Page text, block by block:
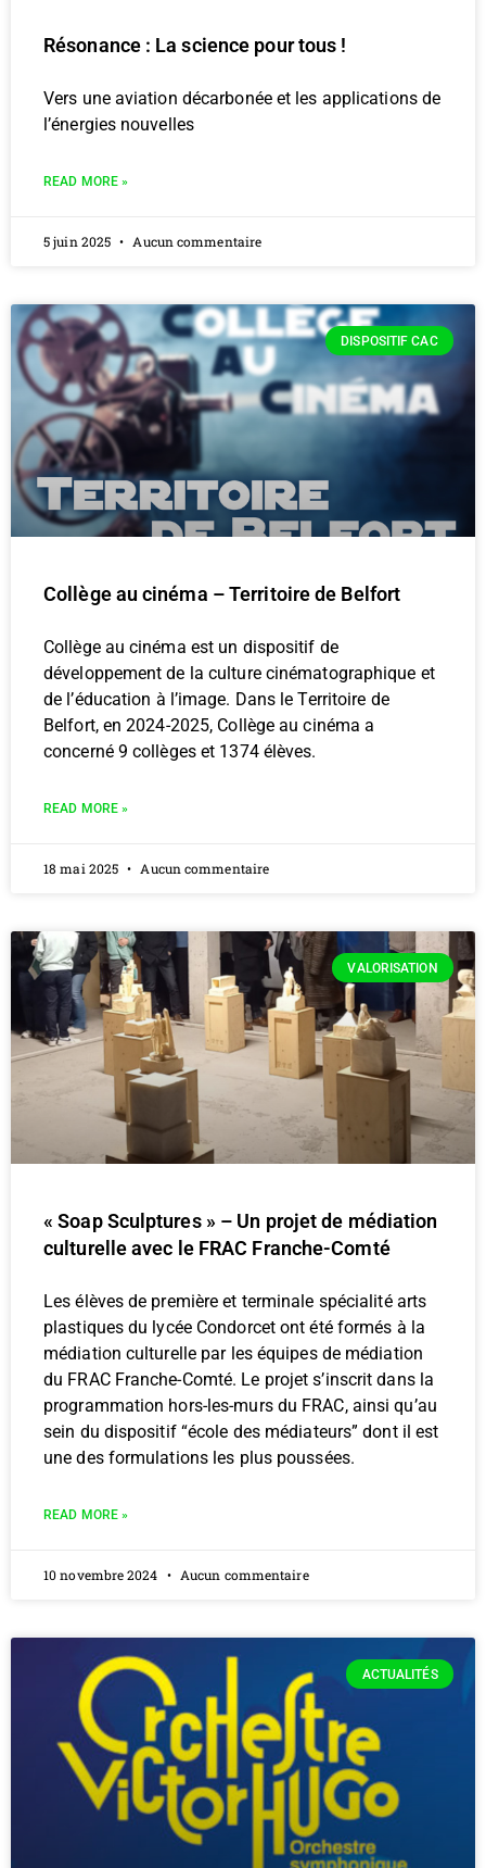
Résonance : La science pour tous !
Vers une aviation décarbonée et les applications de
l’énergies nouvelles
READ MORE »
5 juin 2025 Aucun commentaire
DISPOSITIF CAC
Collège au cinéma – Territoire de Belfort
Collège au cinéma est un dispositif de
développement de la culture cinématographique et
de l’éducation à l’image. Dans le Territoire de
Belfort, en 2024-2025, Collège au cinéma a
concerné 9 collèges et 1374 élèves.
READ MORE »
18 mai 2025 Aucun commentaire
VALORISATION
« Soap Sculptures » – Un projet de médiation
culturelle avec le FRAC Franche-Comté
Les élèves de première et terminale spécialité arts
plastiques du lycée Condorcet ont été formés à la
médiation culturelle par les équipes de médiation
du FRAC Franche-Comté. Le projet s’inscrit dans la
programmation hors-les-murs du FRAC, ainsi qu’au
sein du dispositif “école des médiateurs” dont il est
une des formulations les plus poussées.
READ MORE »
10 novembre 2024 Aucun commentaire
ACTUALITÉS